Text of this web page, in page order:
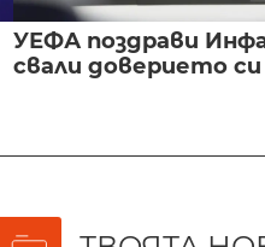
УЕФА поздрави
свали доверието